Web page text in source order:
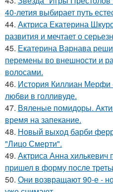
40-летия выбирает путь
44. Актриса Екатерина
развития и мечтает о
45. Екатерина Варнава
перемены во внешности и
волосами.
46. История Киллиан Мерфи
любви в голливуде.
47. Вяленые помидоры.
время на запекание.
48. Новый выход барби
"Лицо Смерти".
49. Актриса Анна хилькевич
пришел в форму после
50. Они возвращают 90-е -